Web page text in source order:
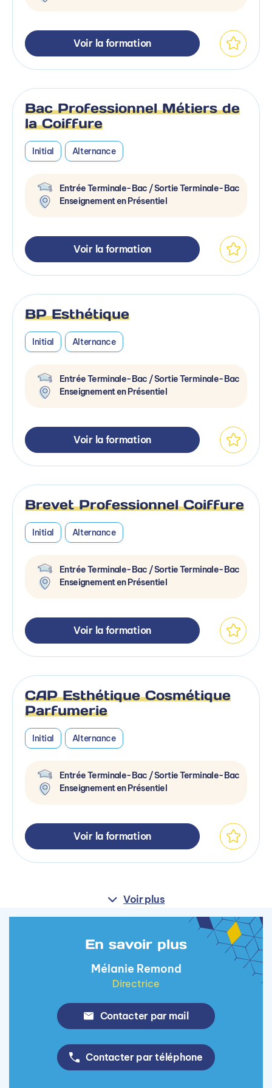
Voir la formation
Bac Professionnel Métiers de
la Coiffure
Initial Alternance
Entrée Terminale-Bac / Sortie Terminale-Bac
Enseignement en Présentiel
Voir la formation
BP Esthétique
Initial Alternance
Entrée Terminale-Bac / Sortie Terminale-Bac
Enseignement en Présentiel
Voir la formation
Brevet Professionnel Coiffure
Initial Alternance
Entrée Terminale-Bac / Sortie Terminale-Bac
Enseignement en Présentiel
Voir la formation
CAP Esthétique Cosmétique
Parfumerie
Initial Alternance
Entrée Terminale-Bac / Sortie Terminale-Bac
Enseignement en Présentiel
Voir la formation
Voir plus
En savoir plus
Mélanie Remond
Directrice
Contacter par mail
Contacter par téléphone